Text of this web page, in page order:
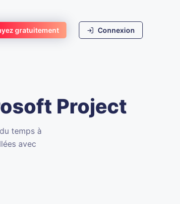
gratuitement Connexion
Project
temps à
avec